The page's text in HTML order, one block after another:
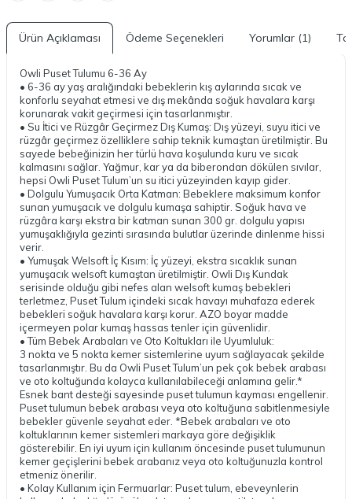
Ürün Açıklaması Ödeme Seçenekleri Yorumlar (1)
Owli Puset Tulumu 6-36 Ay
• 6-36 ay yaş aralığındaki bebeklerin kış aylarında sıcak ve
konforlu seyahat etmesi ve dış mekânda soğuk havalara karşı
korunarak vakit geçirmesi için tasarlanmıştır.
• Su İtici ve Rüzgâr Geçirmez Dış Kumaş: Dış yüzeyi, suyu itici ve
rüzgâr geçirmez özelliklere sahip teknik kumaştan üretilmiştir. Bu
sayede bebeğinizin her türlü hava koşulunda kuru ve sıcak
kalmasını sağlar. Yağmur, kar ya da biberondan dökülen sıvılar,
hepsi Owli Puset Tulum’un su itici yüzeyinden kayıp gider.
• Dolgulu Yumuşacık Orta Katman: Bebeklere maksimum konfor
sunan yumuşacık ve dolgulu kumaşa sahiptir. Soğuk hava ve
rüzgâra karşı ekstra bir katman sunan 300 gr. dolgulu yapısı
yumuşaklığıyla gezinti sırasında bulutlar üzerinde dinlenme hissi
verir.
• Yumuşak Welsoft İç Kısım: İç yüzeyi, ekstra sıcaklık sunan
yumuşacık welsoft kumaştan üretilmiştir. Owli Dış Kundak
serisinde olduğu gibi nefes alan welsoft kumaş bebekleri
terletmez, Puset Tulum içindeki sıcak havayı muhafaza ederek
bebekleri soğuk havalara karşı korur. AZO boyar madde
içermeyen polar kumaş hassas tenler için güvenlidir.
• Tüm Bebek Arabaları ve Oto Koltukları ile Uyumluluk:
3 nokta ve 5 nokta kemer sistemlerine uyum sağlayacak şekilde
tasarlanmıştır. Bu da Owli Puset Tulum’un pek çok bebek arabası
ve oto koltuğunda kolayca kullanılabileceği anlamına gelir.*
Esnek bant desteği sayesinde puset tulumun kayması engellenir.
Puset tulumun bebek arabası veya oto koltuğuna sabitlenmesiyle
bebekler güvenle seyahat eder. *Bebek arabaları ve oto
koltuklarının kemer sistemleri markaya göre değişiklik
gösterebilir. En iyi uyum için kullanım öncesinde puset tulumunun
kemer geçişlerini bebek arabanız veya oto koltuğunuzla kontrol
etmeniz önerilir.
• Kolay Kullanım için Fermuarlar: Puset tulum, ebeveynlerin